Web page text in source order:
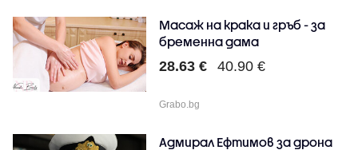
Масаж на крака и гръб - за
бременна дама
28.63 € 40.90 €
Grabo.bg
Адмирал Ефтимов за дрона